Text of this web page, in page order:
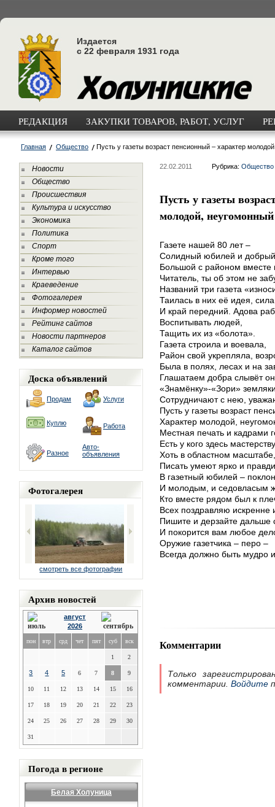
Издается
с 22 февраля 1931 года
РЕДАКЦИЯ ЗАКУПКИ ТОВАРОВ, РАБОТ, УСЛУГ
Главная Общество Пусть у газеты возраст пенсионный – характер
Новости
Общество
Происшествия
Культура и искусство
Экономика
Политика
Спорт
Кроме того
Интервью
Краеведение
Фотогалерея
Информер новостей
Рейтинг сайтов
Новости партнеров
Каталог сайтов
Доска объявлений
Продам Услуги
Куплю Работа
Разное
Авто-
объявления
Фотогалерея
смотреть все фотографии
Архив новостей
август
2026
пон втр срд чет пят суб вск
1 2
3 4 5 6 7 8 9
10 11 12 13 14 15 16
17 18 19 20 21 22 23
24 25 26 27 28 29 30
31
Погода в регионе
Белая Холуница
22.02.2011 Рубрика: Общество
Пусть у газеты
молодой, неугомонный
Газете нашей 80 лет –
Солидный юбилей и
Большой с районом вместе
Читатель, ты об этом не
Названий три газета
Таилась в них её идея,
И край передний. Адова
Воспитывать людей,
Тащить их из «болота».
Газета строила и воевала,
Район свой укрепляла,
Была в полях, лесах и на
Глашатаем добра слывёт
«Знамёнку»-«Зори»
Сотрудничают с нею,
Пусть у газеты возраст
Характер молодой,
Местная печать и кадрами
Есть у кого здесь
Хоть в областном
Писать умеют ярко и
В газетный юбилей –
И молодым, и седовласым
Кто вместе рядом был к
Всех поздравляю искренне
Пишите и дерзайте дальше
И покорится вам любое
Оружие газетчика – перо –
Всегда должно быть мудро
Комментарии
Только
комментарии. Войдите